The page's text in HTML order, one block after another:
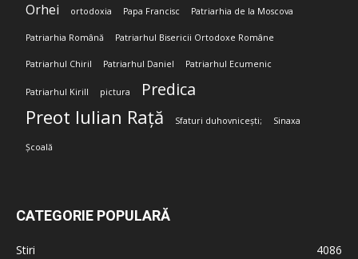
Orhei ortodoxia Papa Francisc Patriarhia de la Moscova
Patriarhia Română Patriarhul Bisericii Ortodoxe Române
Patriarhul Chiril Patriarhul Daniel Patriarhul Ecumenic
Patriarhul Kirill pictura Predica
Preot Iulian Rață Sfaturi duhovnicești; Sinaxa
Școală
CATEGORIE POPULARĂ
Stiri
4086